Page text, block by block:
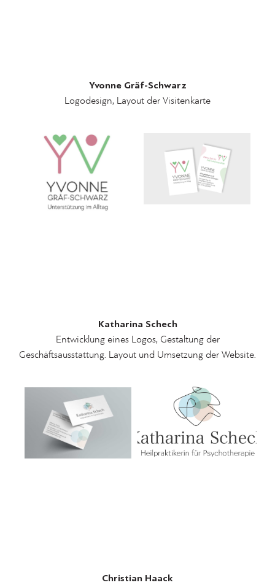
Yvonne Gräf-Schwarz
Logodesign, Layout der Visitenkarte
Katharina Schech
Entwicklung eines Logos, Gestaltung der
Geschäftsausstattung. Layout und Umsetzung der Website.
Christian Haack